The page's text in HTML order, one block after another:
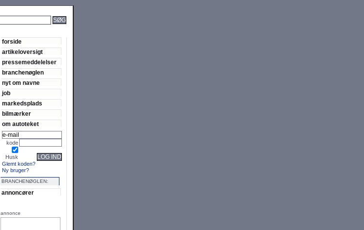
SØG
forside
artikeloversigt
pressemeddelelser
branchenøglen
nyt om navne
job
markedsplads
bilmærker
om autoteket
kode
Husk LOG IND
Glemt koden?
Ny bruger?
BRANCHENØGLEN:
annoncører
annonce